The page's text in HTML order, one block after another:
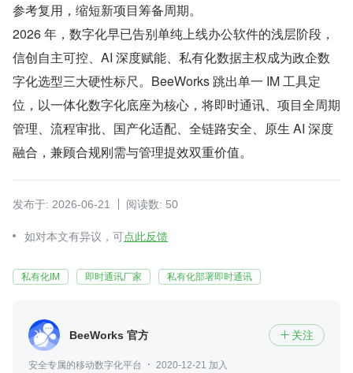
参考复用，缩短新项目筹备周期。
2026 年，数字化早已告别单纯上线办公软件的浅层阶段，
信创自主可控、AI 深度赋能、私有化数据主权成为政企数
字化选型三大硬性标尺。BeeWorks 跳出单一 IM 工具定
位，以一体化数字化底座为核心，将即时通讯、项目全周期
管理、流程审批、国产化适配、全链路安全、原生 AI 深度
融合，兼顾合规刚需与管理提效双重价值。
发布于: 2026-06-21 阅读数: 50
如对本文有异议，可点此反馈
私有化IM 即时通讯厂家 私有化部署即时通讯
BeeWorks 官方  关注
安全专属的移动数字化平台
2020-12-21 加入